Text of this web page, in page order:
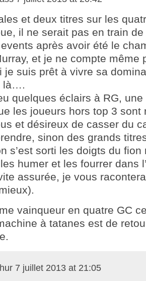
et deux titres sur les
il ne serait pas en train
après avoir été le
et je ne compte même
je suis prêt à vivre sa
quelques éclairs à RG,
les joueurs hors top 3
et désireux de casser du
sinon des grands
s’est sorti les doigts du
humer et les fourrer dans
assurée, je vous
vainqueur en quatre GC
à tatanes est de
7 juillet 2013 at 21:05